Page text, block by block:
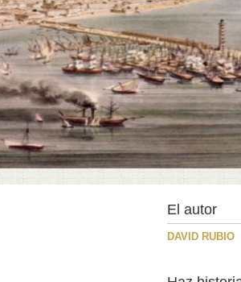
El autor
DAVID RUBIO